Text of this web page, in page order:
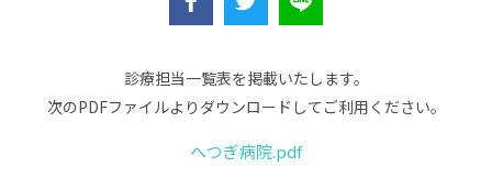
診療担当一覧表を掲載いたします。
次のPDFファイルよりダウンロードしてご利用ください。
へつぎ病院.pdf